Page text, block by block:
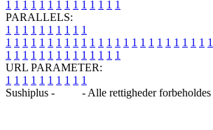
1 1 1 1 1 1 1 1 1 1 1 1 1 1
PARALLELS:
1 1 1 1 1 1 1 1 1 1
1 1 1 1 1 1 1 1 1 1 1 1 1 1 1 1 1 1 1 1 1 1 1 1 1
1 1 1 1 1 1 1 1 1 1 1 1 1 1
URL PARAMETER:
1 1 1 1 1 1 1 1 1 1
Sushiplus -
- Alle rettigheder forbeholdes